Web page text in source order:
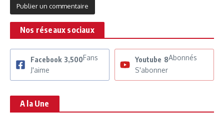
Nos réseaux sociaux
Facebook 3,500Fans
J'aime
Youtube 8Abonnés
S'abonner
A la Une